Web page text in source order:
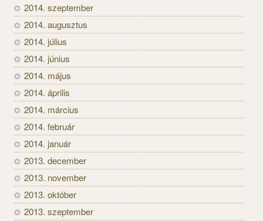
2014. szeptember
2014. augusztus
2014. július
2014. június
2014. május
2014. április
2014. március
2014. február
2014. január
2013. december
2013. november
2013. október
2013. szeptember